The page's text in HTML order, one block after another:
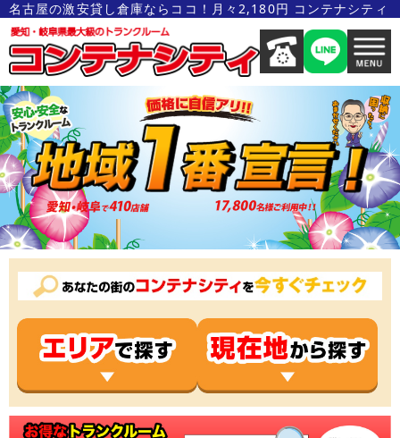
名古屋の激安貸し倉庫ならココ！月々2,180円 コンテナシティ